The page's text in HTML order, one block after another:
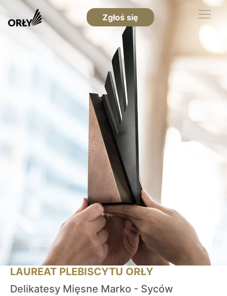
Zgłoś się
LAUREAT PLEBISCYTU ORŁY
Delikatesy Mięsne Marko - Syców